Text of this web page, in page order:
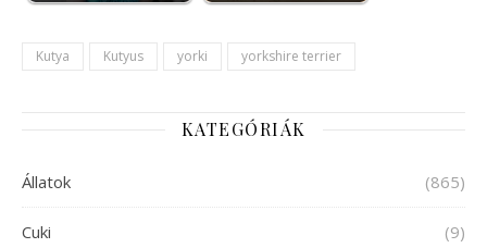
Kutya Kutyus yorki yorkshire terrier
KATEGÓRIÁK
Állatok (865)
Cuki (9)